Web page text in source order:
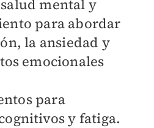
mental y
para abordar
la ansiedad y
emocionales
para
y fatiga.